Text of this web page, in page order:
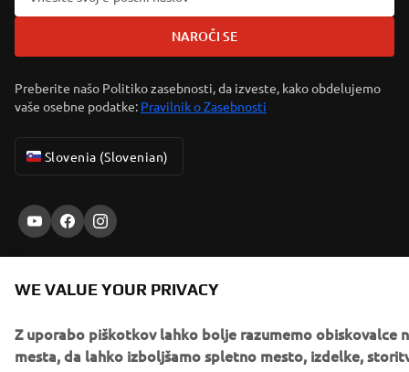
NAROČI SE
Preberite našo Politiko zasebnosti, da izveste, kako obdelujemo
vaše osebne podatke: Pravilnik o Zasebnosti
Slovenia (Slovenian)
Reserved
Privacy PolicyCookiesLegal statement
WE VALUE YOUR PRIVACY
Z uporabo piškotkov lahko bolje razumemo obiskovalce
mesta, da lahko izboljšamo spletno mesto, izdelke,